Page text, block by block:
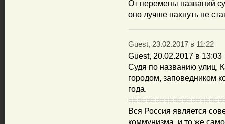
От перемены названий
оно лучше пахнуть не
Guest, 23.02.2017 в 11:22
Guest, 20.02.2017 в 13:03
Судя по названию улиц,
городом, заповедником
года.
Вся Россия является
коммунизма, и то же